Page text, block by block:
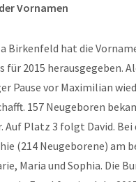
Vornamen
Birkenfeld hat die
für 2015 herausgegeben.
Pause vor Maximilian
157 Neugeboren
Auf Platz 3 folgt David. Bei
(214 Neugeborene) am
Maria und Sophia. Die